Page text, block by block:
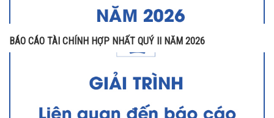
BÁO CÁO TÀI CHÍNH HỢP NHẤT QUÝ II NĂM 2026